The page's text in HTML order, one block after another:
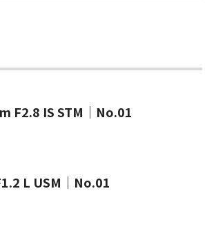
F2.8 IS STM｜No.01
L USM｜No.01